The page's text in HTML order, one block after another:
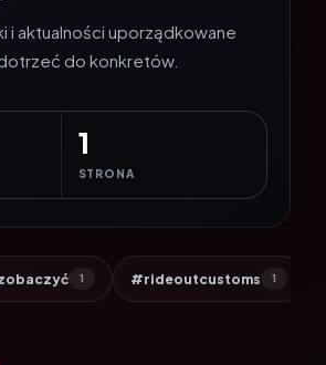
i aktualności uporządkowane
do konkretów.
1
STRONA
1 #rideoutcustoms 1